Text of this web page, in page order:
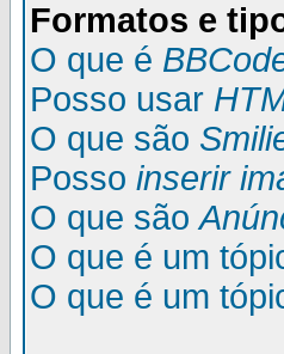
Formatos e
O que é
Posso usar
O que são
Posso inserir
O que são
O que é um
O que é um